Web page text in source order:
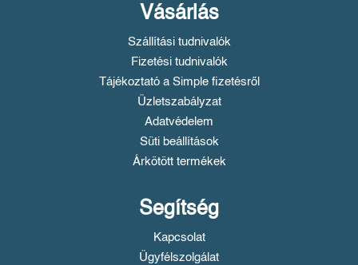
Vásárlás
Szállítási tudnivalók
Fizetési tudnivalók
Tájékoztató a Simple fizetésről
Üzletszabályzat
Adatvédelem
Süti beállítások
Árkötött termékek
Segítség
Kapcsolat
Ügyfélszolgálat